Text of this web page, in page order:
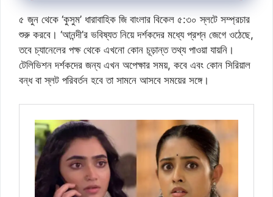
৫ জুন থেকে ‘কুসুম’ ধারাবাহিক জি বাংলার বিকেল ৫:৩০ স্লটে সম্প্রচার
শুরু করবে। ‘আনন্দী’র ভবিষ্যত নিয়ে দর্শকদের মধ্যে প্রশ্ন জেগে ওঠেছে,
তবে চ্যানেলের পক্ষ থেকে এখনো কোন চূড়ান্ত তথ্য পাওয়া যায়নি।
টেলিভিশন দর্শকদের জন্য এখন অপেক্ষার সময়, কবে এবং কোন সিরিয়াল
বন্ধ বা স্লট পরিবর্তন হবে তা সামনে আসবে সময়ের সঙ্গে।